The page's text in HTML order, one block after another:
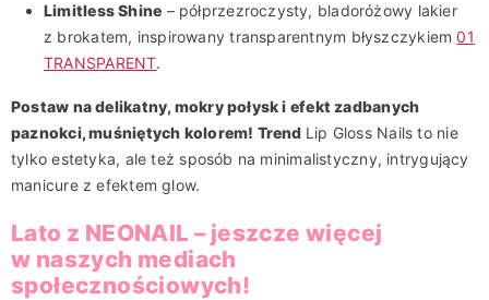
Limitless Shine – półprzezroczysty, bladoróżowy lakier
z brokatem, inspirowany transparentnym błyszczykiem01
TRANSPARENT.
Postaw na delikatny, mokry połysk i efekt zadbanych
paznokci, muśniętych kolorem! Trend Lip Gloss Nails to nie
tylko estetyka, ale też sposób na minimalistyczny, intrygujący
manicure z efektem glow.
Lato z NEONAIL – jeszcze więcej
w naszych mediach
społecznościowych!